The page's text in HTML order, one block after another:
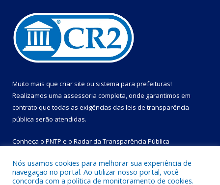
Muito mais que criar site ou sistema para prefeituras!
Realizamos uma assessoria completa, onde garantimos em
contrato que todas as exigências das leis de transparência
pública serão atendidas.
Conheça o PNTP e o Radar da Transparência Pública
Nós usamos cookies para melhorar sua experiência de
navegação no portal. Ao utilizar nosso portal, você
concorda com a política de monitoramento de cookies.